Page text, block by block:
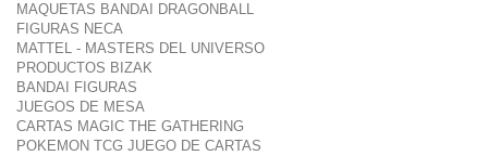
MAQUETAS BANDAI DRAGONBALL
FIGURAS NECA
MATTEL - MASTERS DEL UNIVERSO
PRODUCTOS BIZAK
BANDAI FIGURAS
JUEGOS DE MESA
CARTAS MAGIC THE GATHERING
POKEMON TCG JUEGO DE CARTAS